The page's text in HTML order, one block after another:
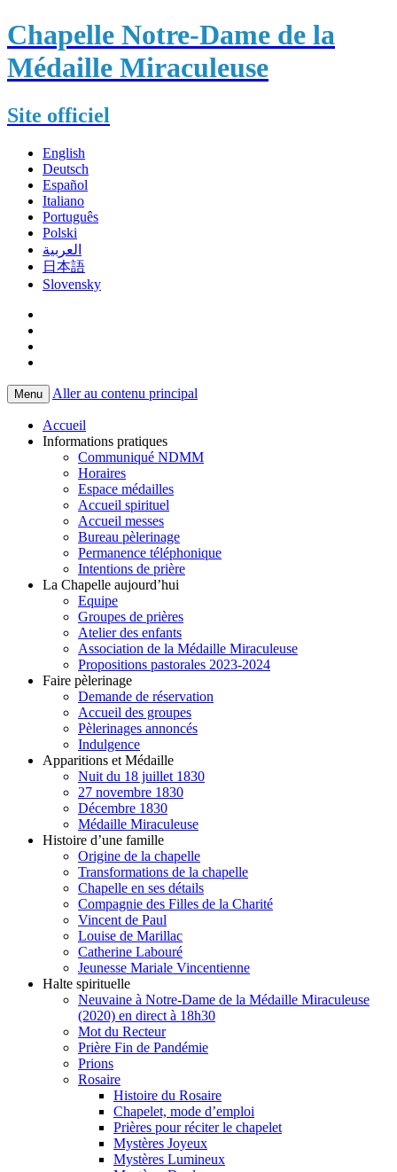
Chapelle Notre-Dame de la
Médaille Miraculeuse
Site officiel
English
Deutsch
Español
Italiano
Português
Polski
العربية
日本語
Slovensky
Menu Aller au contenu principal
Accueil
Informations pratiques
Communiqué NDMM
Horaires
Espace médailles
Accueil spirituel
Accueil messes
Bureau pèlerinage
Permanence téléphonique
Intentions de prière
La Chapelle aujourd’hui
Equipe
Groupes de prières
Atelier des enfants
Association de la Médaille Miraculeuse
Propositions pastorales 2023-2024
Faire pèlerinage
Demande de réservation
Accueil des groupes
Pèlerinages annoncés
Indulgence
Apparitions et Médaille
Nuit du 18 juillet 1830
27 novembre 1830
Décembre 1830
Médaille Miraculeuse
Histoire d’une famille
Origine de la chapelle
Transformations de la chapelle
Chapelle en ses détails
Compagnie des Filles de la Charité
Vincent de Paul
Louise de Marillac
Catherine Labouré
Jeunesse Mariale Vincentienne
Halte spirituelle
Neuvaine à Notre-Dame de la Médaille Miraculeuse
(2020) en direct à 18h30
Mot du Recteur
Prière Fin de Pandémie
Prions
Rosaire
Histoire du Rosaire
Chapelet, mode d’emploi
Prières pour réciter le chapelet
Mystères Joyeux
Mystères Lumineux